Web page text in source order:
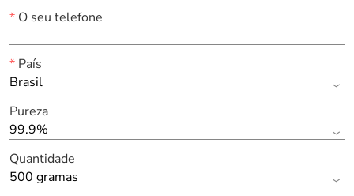
*O seu telefone
*País
Brasil
Pureza
99.9%
Quantidade
500 gramas